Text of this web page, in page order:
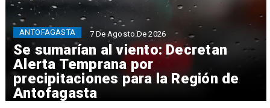
Se sumarían al viento: Decretan
Alerta Temprana por
precipitaciones para la Región de
Antofagasta
ANTOFAGASTA 7 De Agosto De 2026